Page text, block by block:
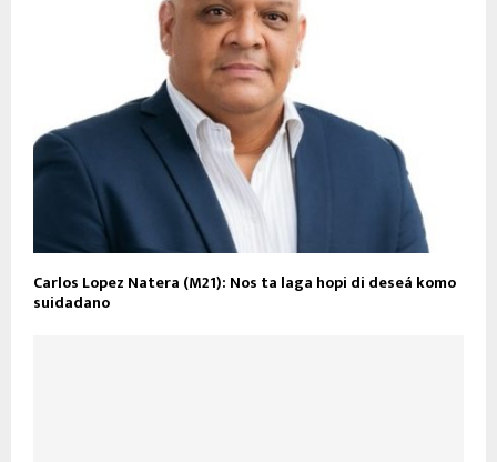
Carlos Lopez Natera (M21): Nos ta laga hopi di deseá komo
suidadano